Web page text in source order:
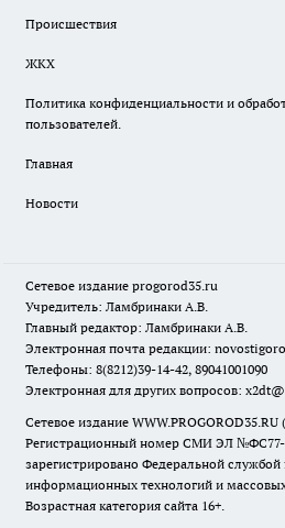
Происшествия
ЖКХ
Политика конфиденциальности и
пользователей.
Главная
Новости
Сетевое издание progorod35.ru
Учредитель: Ламбринаки А.В.
Главный редактор: Ламбринаки А.В.
Электронная почта редакции:
Телефоны: 8(8212)39-14-42, 89041001090
Электронная для других вопросов:
Сетевое издание
Регистрационный номер СМИ ЭЛ №ФС77-
зарегистрировано Федеральной службой
информационных технологий и
Возрастная категория сайта 16+.